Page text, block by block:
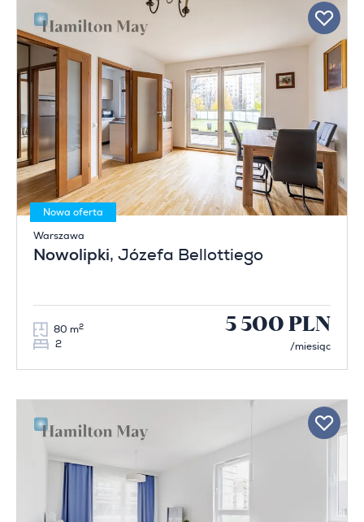
Nowa oferta
Warszawa
Nowolipki, Józefa Bellottiego
80 m2
2
5 500 PLN
/miesiąc